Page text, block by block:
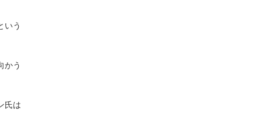
いう
かう
氏は